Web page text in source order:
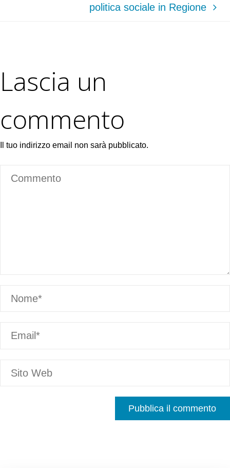
politica sociale in Regione
Lascia un
commento
Il tuo indirizzo email non sarà pubblicato.